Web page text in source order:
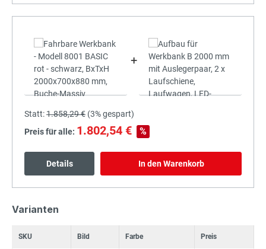
+
Statt:1.858,29 € (3%gespart)
Preis für alle: 1.802,54 € %
Details In den Warenkorb
Varianten
SKU Bild Farbe Preis